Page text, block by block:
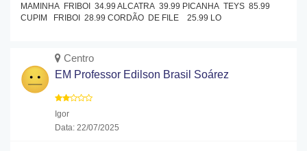
MAMINHA FRIBOI 34.99 ALCATRA 39.99 PICANHA TEYS 85.99
CUPIM FRIBOI 28.99 CORDÃO DE FILE 25.99 LO
Centro
EM Professor Edilson Brasil Soárez
Igor
Data: 22/07/2025